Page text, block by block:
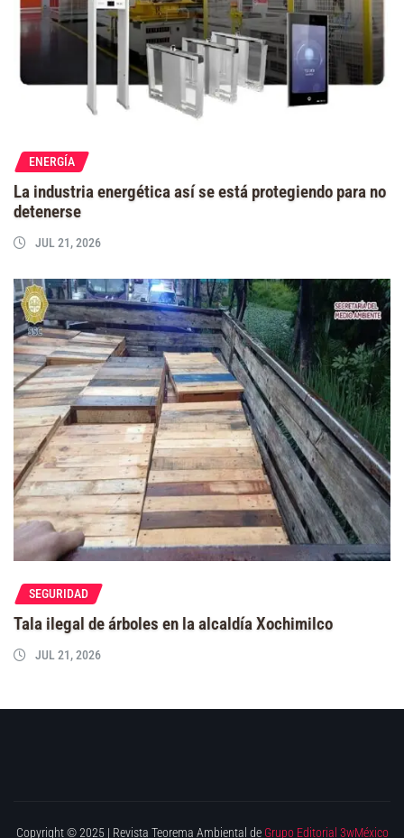
ENERGÍA
La industria energética así se está protegiendo para no
detenerse
JUL 21, 2026
SEGURIDAD
Tala ilegal de árboles en la alcaldía Xochimilco
JUL 21, 2026
Copyright © 2025 | Revista Teorema Ambiental de Grupo Editorial 3wMéxico